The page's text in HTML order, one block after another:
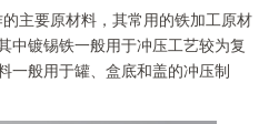
主要原材料，其常用的铁加工原材
中镀锡铁一般用于冲压工艺较为复
一般用于罐、盒底和盖的冲压制